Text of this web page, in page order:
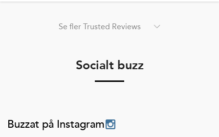
Se fler Trusted Reviews
Socialt buzz
Buzzat på Instagram